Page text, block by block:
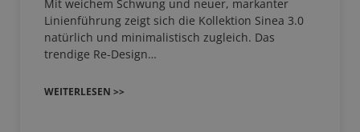
Mit weichem Schwung und neuer, markanter
Linienführung zeigt sich die Kollektion Sinea 3.0
natürlich und minimalistisch zugleich. Das
trendige Re-Design…
WEITERLESEN >>